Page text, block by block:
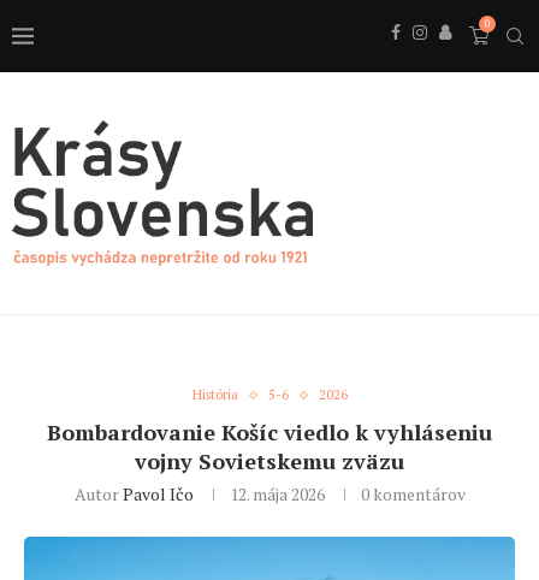
0
História 5-6 2026
Bombardovanie Košíc viedlo k vyhláseniu
vojny Sovietskemu zväzu
AutorPavol Ičo 12. mája 2026 0 komentárov